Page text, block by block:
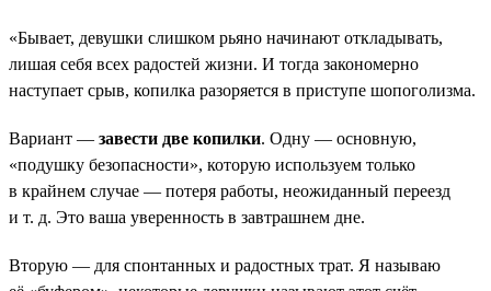
«Бывает, девушки слишком рьяно начинают откладывать,
лишая себя всех радостей жизни. И тогда закономерно
наступает срыв, копилка разоряется в приступе шопоголизма.
Вариант — завести две копилки. Одну — основную,
«подушку безопасности», которую используем только
в крайнем случае — потеря работы, неожиданный переезд
и т. д. Это ваша уверенность в завтрашнем дне.
Вторую — для спонтанных и радостных трат. Я называю